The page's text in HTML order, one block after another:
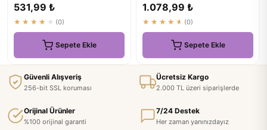
531,99 ₺
★★★★★ (0)
Sepete Ekle
1.078,99 ₺
★★★★★ (0)
Sepete Ekle
Güvenli Alışveriş
256-bit SSL koruması
Ücretsiz Kargo
2.000 TL üzeri siparişlerde
Orijinal Ürünler
%100 orijinal garanti
7/24 Destek
Her zaman yanınızdayız